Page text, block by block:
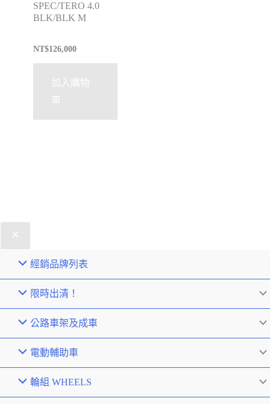
SPEC/TERO 4.0
BLK/BLK M
NT$126,000
加入購物
車
經銷品牌列表
限時出清！
公路車架及成車
電動輔助車
輪組 WHEELS